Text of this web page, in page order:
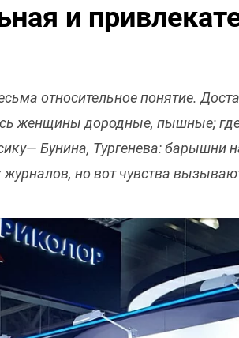
и
относительное понятие.
женщины дородные, пышные;
Бунина, Тургенева: барышни
но вот чувства